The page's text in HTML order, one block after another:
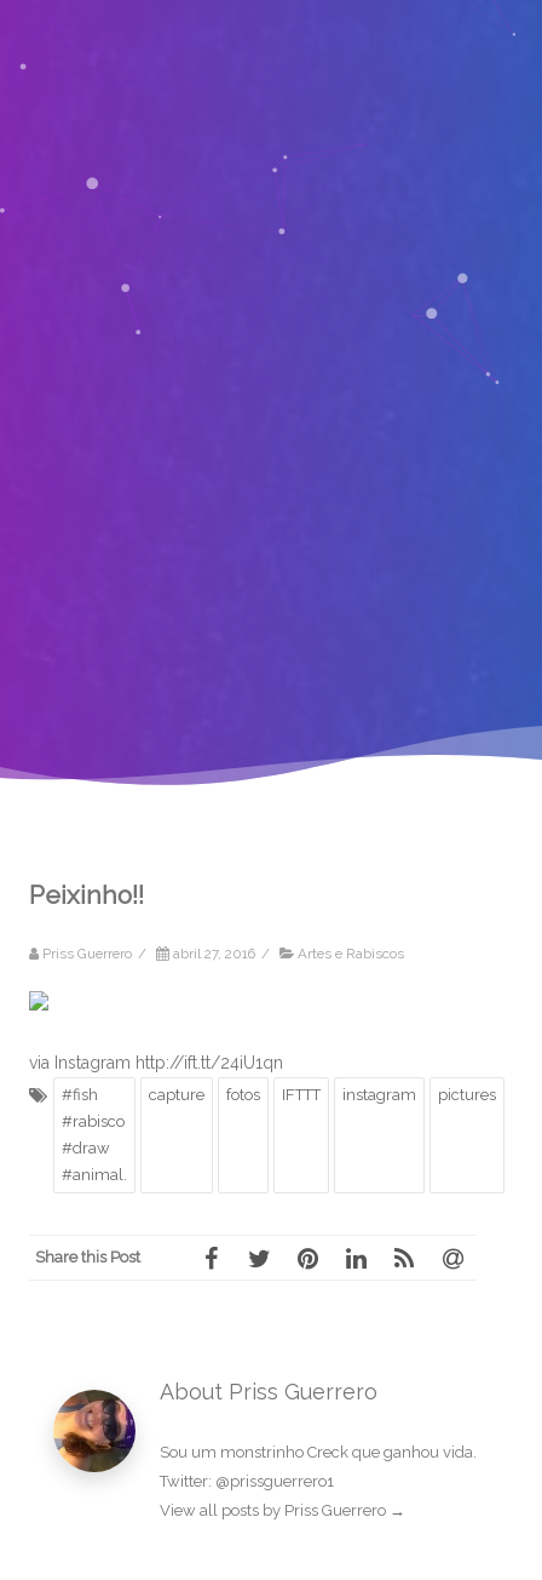
Peixinho!!
Priss Guerrero / abril 27, 2016 / Artes e Rabiscos
via Instagram http://ift.tt/24iU1qn
#fish
#rabisco
#draw
#animal.
capture fotos IFTTT instagram pictures
Share this Post
About Priss Guerrero
Sou um monstrinho Creck que ganhou vida.
Twitter: @prissguerrero1
View all posts by Priss Guerrero →